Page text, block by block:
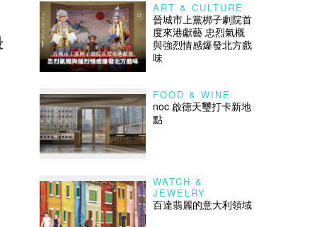
ART & CULTURE
晉城市上黨梆子劇院首
度來港獻藝 忠烈氣概
與強烈情感爆發北方戲
味
FOOD & WINE
noc 啟德天璽打卡新地
點
WATCH &
JEWELRY
百達翡麗的意大利領域